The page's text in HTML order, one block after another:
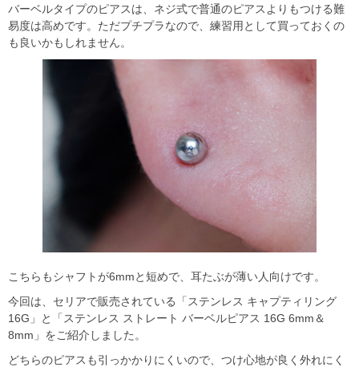
バーベルタイプのピアスは、ネジ式で普通のピアスよりもつける難
易度は高めです。ただプチプラなので、練習用として買っておくの
も良いかもしれません。
こちらもシャフトが6mmと短めで、耳たぶが薄い人向けです。
今回は、セリアで販売されている「ステンレス キャプティリング
16G」と「ステンレス ストレート バーベルピアス 16G 6mm＆
8mm」をご紹介しました。
どちらのピアスも引っかかりにくいので、つけ心地が良く外れにく